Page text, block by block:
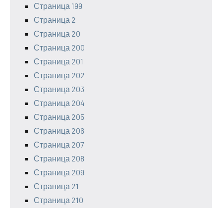
Страница 199
Страница 2
Страница 20
Страница 200
Страница 201
Страница 202
Страница 203
Страница 204
Страница 205
Страница 206
Страница 207
Страница 208
Страница 209
Страница 21
Страница 210